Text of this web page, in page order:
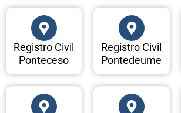
Registro Civil
Ponteceso
Registro Civil
Pontedeume